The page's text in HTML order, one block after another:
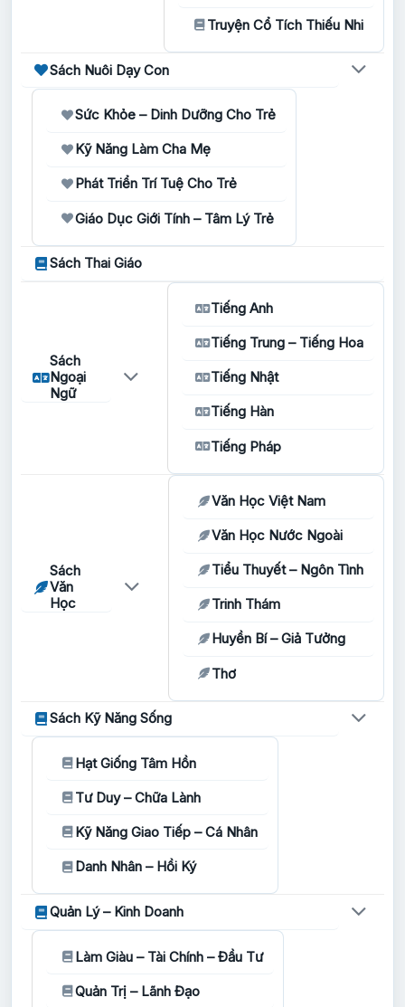
Truyện Cổ Tích Thiếu Nhi
Sách Nuôi Dạy Con
Sức Khỏe – Dinh Dưỡng Cho Trẻ
Kỹ Năng Làm Cha Mẹ
Phát Triển Trí Tuệ Cho Trẻ
Giáo Dục Giới Tính – Tâm Lý Trẻ
Sách Thai Giáo
Sách
Ngoại
Ngữ
Tiếng Anh
Tiếng Trung – Tiếng Hoa
Tiếng Nhật
Tiếng Hàn
Tiếng Pháp
Sách
Văn
Học
Văn Học Việt Nam
Văn Học Nước Ngoài
Tiểu Thuyết – Ngôn Tình
Trinh Thám
Huyền Bí – Giả Tưởng
Thơ
Sách Kỹ Năng Sống
Hạt Giống Tâm Hồn
Tư Duy – Chữa Lành
Kỹ Năng Giao Tiếp – Cá Nhân
Danh Nhân – Hồi Ký
Quản Lý – Kinh Doanh
Làm Giàu – Tài Chính – Đầu Tư
Quản Trị – Lãnh Đạo